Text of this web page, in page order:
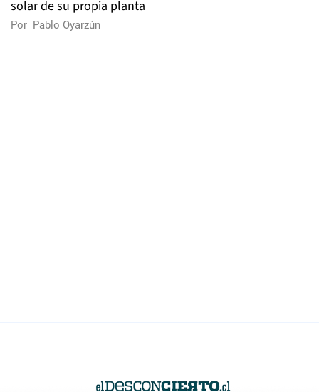
solar de su propia planta
Por Pablo Oyarzún